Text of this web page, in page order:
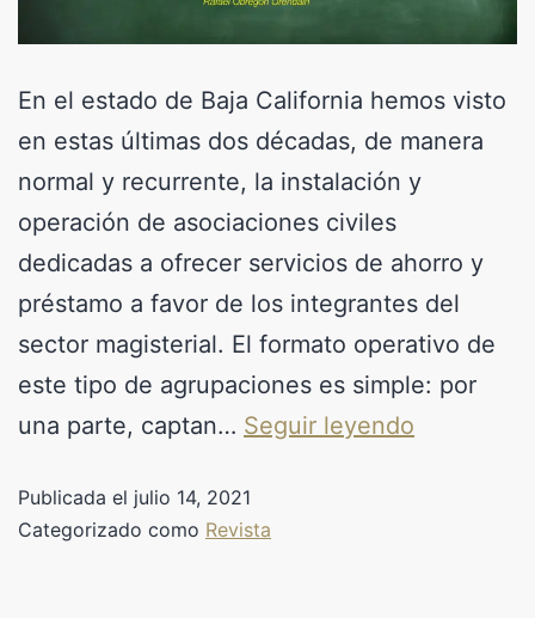
En el estado de Baja California hemos visto
en estas últimas dos décadas, de manera
normal y recurrente, la instalación y
operación de asociaciones civiles
dedicadas a ofrecer servicios de ahorro y
préstamo a favor de los integrantes del
sector magisterial. El formato operativo de
este tipo de agrupaciones es simple: por
una parte, captan… Seguir leyendo
Publicada el julio 14, 2021
Categorizado como Revista